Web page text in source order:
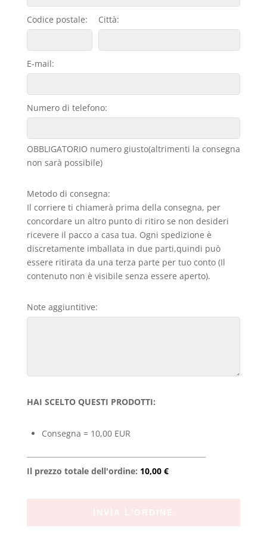
Codice postale: Città:
E-mail:
Numero di telefono:
OBBLIGATORIO numero giusto(altrimenti la consegna
non sarà possibile)
Metodo di consegna:
Il corriere ti chiamerà prima della consegna, per
concordare un altro punto di ritiro se non desideri
ricevere il pacco a casa tua. Ogni spedizione è
discretamente imballata in due parti,quindi può
essere ritirata da una terza parte per tuo conto (Il
contenuto non è visibile senza essere aperto).
Note aggiuntitive:
HAI SCELTO QUESTI PRODOTTI:
Consegna = 10,00 EUR
Il prezzo totale dell'ordine: 10,00 €